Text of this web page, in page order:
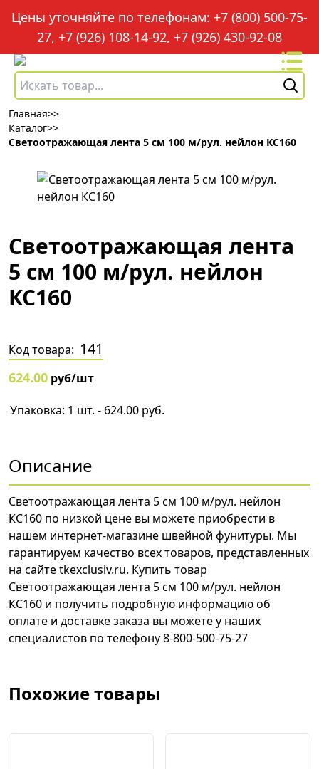
Цены уточняйте по телефонам: +7 (800) 500-75-
27, +7 (926) 108-14-92, +7 (926) 430-92-08
Главная>>
Каталог>>
Светоотражающая лента 5 см 100 м/рул. нейлон КС160
Светоотражающая лента
5 см 100 м/рул. нейлон
КС160
Код товара: 141
624.00 руб/шт
Упаковка: 1 шт. - 624.00 руб.
Описание
Светоотражающая лента 5 см 100 м/рул. нейлон
КС160 по низкой цене вы можете приобрести в
нашем интернет-магазине швейной фунитуры. Мы
гарантируем качество всех товаров, представленных
на сайте tkexclusiv.ru. Купить товар
Светоотражающая лента 5 см 100 м/рул. нейлон
КС160 и получить подробную информацию об
оплате и доставке заказа вы можете у наших
специалистов по телефону 8-800-500-75-27
Похожие товары